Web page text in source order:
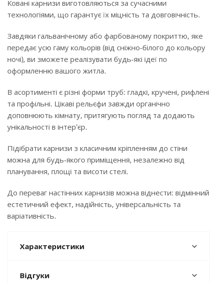
Ковані карнизи виготовляються за сучасними
технологіями, що гарантує їх міцність та довговічність.
Завдяки гальванічному або фарбованому покриттю, яке
передає усю гаму кольорів (від сніжно-білого до кольору
ночі), ви зможете реалізувати будь-які ідеї по
оформленню вашого житла.
В асортименті є різні форми труб: гладкі, кручені, рифлені
та профільні. Цікаві рельєфи завжди органічно
доповнюють кімнату, притягують погляд та додають
унікальності в інтер'єр.
Підібрати карнизи з класичним кріпленням до стіни
можна для будь-якого приміщення, незалежно від
планування, площі та висоти стелі.
До переваг настінних карнизів можна віднести: відмінний
естетичний ефект, надійність, універсальність та
варіативність.
Характеристики
Відгуки